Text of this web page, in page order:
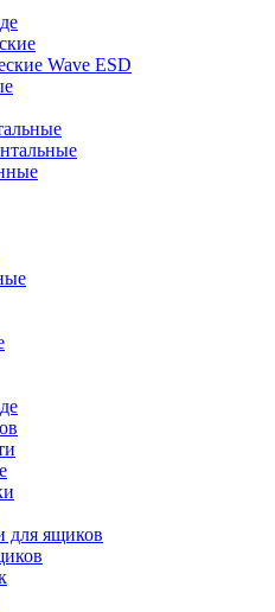
Wave ESD
для ящиков